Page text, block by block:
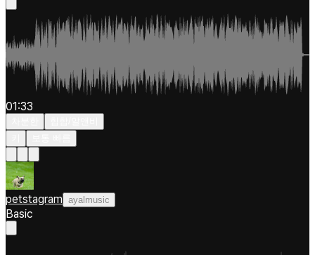
01:33
petstagram ayalmusic
Basic